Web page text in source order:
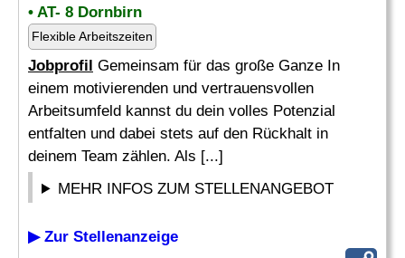
• AT- 8 Dornbirn
Flexible Arbeitszeiten
Jobprofil Gemeinsam für das große Ganze In
einem motivierenden und vertrauensvollen
Arbeitsumfeld kannst du dein volles Potenzial
entfalten und dabei stets auf den Rückhalt in
deinem Team zählen. Als [...]
MEHR INFOS ZUM STELLENANGEBOT
▶ Zur Stellenanzeige